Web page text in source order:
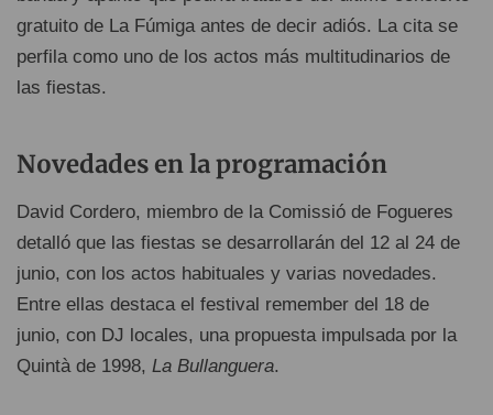
gratuito de La Fúmiga antes de decir adiós. La cita se
perfila como uno de los actos más multitudinarios de
las fiestas.
Novedades en la programación
David Cordero, miembro de la Comissió de Fogueres
detalló que las fiestas se desarrollarán del 12 al 24 de
junio, con los actos habituales y varias novedades.
Entre ellas destaca el festival remember del 18 de
junio, con DJ locales, una propuesta impulsada por la
Quintà de 1998, La Bullanguera.